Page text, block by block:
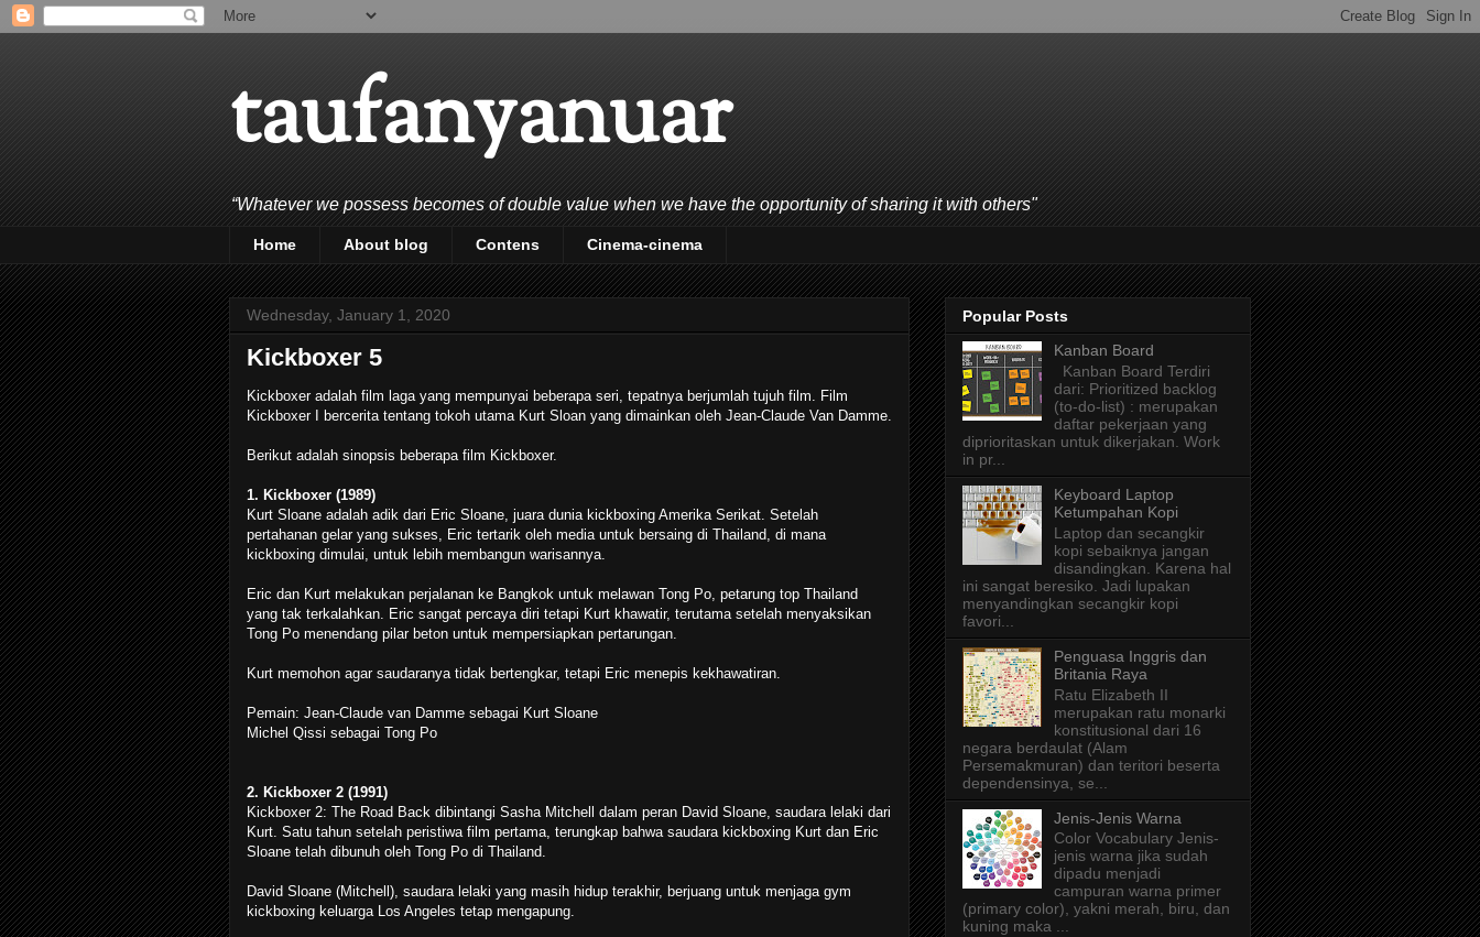
taufanyanuar
“Whatever we possess becomes of double value when we have the opportunity of sharing it with others"
Home About blog Contens Cinema-cinema
Wednesday, January 1, 2020
Kickboxer 5
Kickboxer adalah film laga yang mempunyai beberapa seri, tepatnya berjumlah tujuh film. Film
Kickboxer I bercerita tentang tokoh utama Kurt Sloan yang dimainkan oleh Jean-Claude Van Damme.
Berikut adalah sinopsis beberapa film Kickboxer.
1. Kickboxer (1989)
Kurt Sloane adalah adik dari Eric Sloane, juara dunia kickboxing Amerika Serikat. Setelah
pertahanan gelar yang sukses, Eric tertarik oleh media untuk bersaing di Thailand, di mana
kickboxing dimulai, untuk lebih membangun warisannya.
Eric dan Kurt melakukan perjalanan ke Bangkok untuk melawan Tong Po, petarung top Thailand
yang tak terkalahkan. Eric sangat percaya diri tetapi Kurt khawatir, terutama setelah menyaksikan
Tong Po menendang pilar beton untuk mempersiapkan pertarungan.
Kurt memohon agar saudaranya tidak bertengkar, tetapi Eric menepis kekhawatiran.
Pemain: Jean-Claude van Damme sebagai Kurt Sloane
Michel Qissi sebagai Tong Po
2. Kickboxer 2 (1991)
Kickboxer 2: The Road Back dibintangi Sasha Mitchell dalam peran David Sloane, saudara lelaki dari
Kurt. Satu tahun setelah peristiwa film pertama, terungkap bahwa saudara kickboxing Kurt dan Eric
Sloane telah dibunuh oleh Tong Po di Thailand.
David Sloane (Mitchell), saudara lelaki yang masih hidup terakhir, berjuang untuk menjaga gym
kickboxing keluarga Los Angeles tetap mengapung.
Popular Posts
Kanban Board
Kanban Board Terdiri
dari: Prioritized backlog
(to-do-list) : merupakan
daftar pekerjaan yang
diprioritaskan untuk dikerjakan. Work
in pr...
Keyboard Laptop
Ketumpahan Kopi
Laptop dan secangkir
kopi sebaiknya jangan
disandingkan. Karena hal
ini sangat beresiko. Jadi lupakan
menyandingkan secangkir kopi
favori...
Penguasa Inggris dan
Britania Raya
Ratu Elizabeth II
merupakan ratu monarki
konstitusional dari 16
negara berdaulat (Alam
Persemakmuran) dan teritori beserta
dependensinya, se...
Jenis-Jenis Warna
Color Vocabulary Jenis-
jenis warna jika sudah
dipadu menjadi
campuran warna primer
(primary color), yakni merah, biru, dan
kuning maka ...